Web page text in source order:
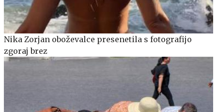
Nika Zorjan oboževalce presenetila s fotografijo
zgoraj brez